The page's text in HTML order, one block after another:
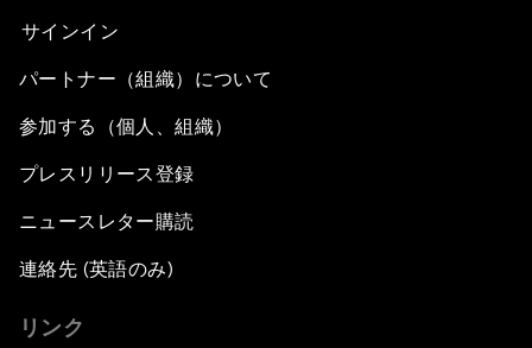
サインイン
パートナー（組織）について
参加する（個人、組織）
プレスリリース登録
ニュースレター購読
連絡先 (英語のみ)
リンク